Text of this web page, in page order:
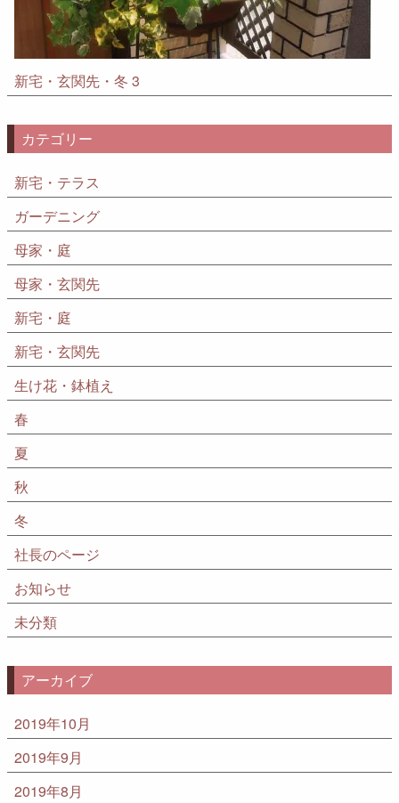
新宅・玄関先・冬 3
カテゴリー
新宅・テラス
ガーデニング
母家・庭
母家・玄関先
新宅・庭
新宅・玄関先
生け花・鉢植え
春
夏
秋
冬
社長のページ
お知らせ
未分類
アーカイブ
2019年10月
2019年9月
2019年8月